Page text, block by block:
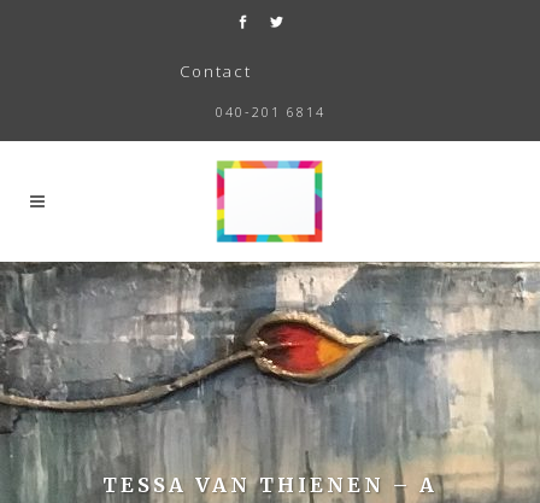
Contact
040-201 6814
TESSA VAN THIENEN – A